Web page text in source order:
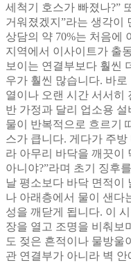
세척기 호스가 빠졌나?”
거워졌겠지”라는 생각이
상담의 약 70%는 처음에
지역에서 이사이트가 출
보이는 연결부보다 훨씬
우가 훨씬 많습니다. 바
열이나 오랜 시간 서서히
반 가정과 달리 업소용
물이 반복적으로 흐르기
스가 큽니다. 게다가 주방
라 아무리 바닥을 깨끗이
아니야?”라며 초기 징후
날 평소보다 바닥 면적이
나 아래층에서 물이 샌다
성을 깨닫게 됩니다. 이
장을 열고 조명을 비춰보
도 젖은 흔적이나 물방울
관 연결부가 아니라 벽